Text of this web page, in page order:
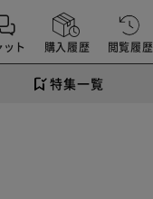
ット 購入履歴 閲覧履歴
特集一覧